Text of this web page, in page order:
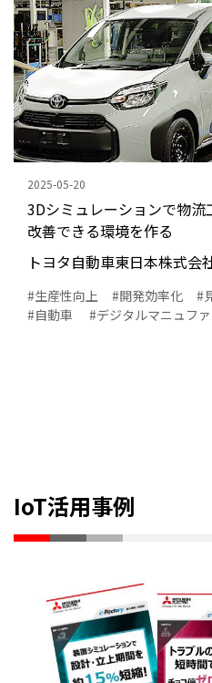
2025-05-20
3Dシミュレーションで物
改善できる環境を作る
トヨタ自動車東日本株式会
生産性向上 開発効率化
自動車
デジタルマニュフ
IoT活用事例